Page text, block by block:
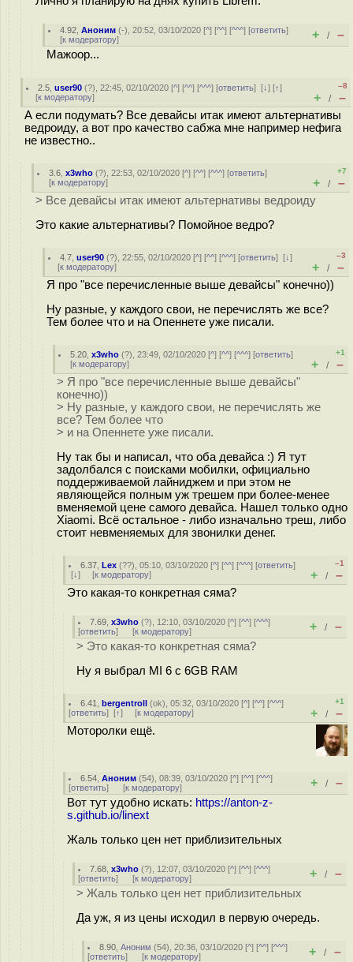
4.92 ,Аноним (-), 20:52, 03/10/2020 [^] [^^] [^^^] [ответить]
[к модератору] + / –
Мажоор...
2.5 ,user90 (?), 22:45, 02/10/2020 [^] [^^] [^^^] [ответить][↓] [↑]
[к модератору]
–8
+ / –
А если подумать? Все девайсы итак имеют альтернативы
ведроиду, а вот про качество сабжа мне например нефига
не известно..
3.6 ,x3who (?), 22:53, 02/10/2020 [^] [^^] [^^^] [ответить]
[к модератору]
+7
+ / –
> Все девайсы итак имеют альтернативы ведроиду
Это какие альтернативы? Помойное ведро?
4.7 ,user90 (?), 22:55, 02/10/2020 [^] [^^] [^^^] [ответить][↓]
[к модератору]
–3
+ / –
Я про "все перечисленные выше девайсы" конечно))
Ну разные, у каждого свои, не перечислять же все?
Тем более что и на Опеннете уже писали.
5.20 ,x3who (?), 23:49, 02/10/2020 [^] [^^] [^^^] [ответить]
[к модератору]
+1
+ / –
> Я про "все перечисленные выше девайсы"
конечно))
> Ну разные, у каждого свои, не перечислять же
все? Тем более что
> и на Опеннете уже писали.
Ну так бы и написал, что оба девайса :) Я тут
задолбался с поисками мобилки, официально
поддерживаемой лайниджем и при этом не
являющейся полным уж трешем при более-менее
вменяемой цене самого девайса. Нашел только одно
Xiaomi. Всё остальное - либо изначально треш, либо
стоит невменяемых для звонилки денег.
6.37 ,Lex (??), 05:10, 03/10/2020 [^] [^^] [^^^] [ответить]
[↓] [к модератору]
–1
+ / –
Это какая-то конкретная сяма?
7.69 ,x3who (?), 12:10, 03/10/2020 [^] [^^] [^^^]
[ответить] [к модератору] + / –
> Это какая-то конкретная сяма?
Ну я выбрал MI 6 с 6GB RAM
6.41 ,bergentroll (ok), 05:32, 03/10/2020 [^] [^^] [^^^]
[ответить] [↑] [к модератору]
+1
+ / –
Моторолки ещё.
6.54 ,Аноним (54), 08:39, 03/10/2020 [^] [^^] [^^^]
[ответить] [к модератору] + / –
Вот тут удобно искать: https://anton-z-
s.github.io/linext
Жаль только цен нет приблизительных
7.68 ,x3who (?), 12:07, 03/10/2020 [^] [^^] [^^^]
[ответить] [к модератору] + / –
> Жаль только цен нет приблизительных
Да уж, я из цены исходил в первую очередь.
8.90 ,Аноним (54), 20:36, 03/10/2020 [^] [^^] [^^^]
[ответить] [к модератору] + / –